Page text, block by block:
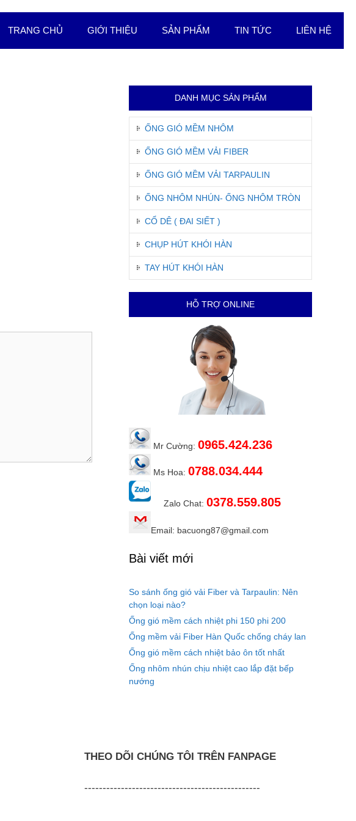
TRANG CHỦ GIỚI THIỆU SẢN PHẨM TIN TỨC LIÊN HỆ
DANH MỤC SẢN PHẨM
ỐNG GIÓ MỀM NHÔM
ỐNG GIÓ MỀM VẢI FIBER
ỐNG GIÓ MỀM VẢI TARPAULIN
ỐNG NHÔM NHÚN- ỐNG NHÔM TRÒN
CỔ DÊ ( ĐAI SIẾT )
CHỤP HÚT KHÓI HÀN
TAY HÚT KHÓI HÀN
HỖ TRỢ ONLINE
Mr Cường: 0965.424.236
Ms Hoa: 0788.034.444
Zalo Chat: 0378.559.805
Email: bacuong87@gmail.com
Bài viết mới
So sánh ống gió vải Fiber và Tarpaulin: Nên
chọn loại nào?
Ống gió mềm cách nhiệt phi 150 phi 200
Ống mềm vải Fiber Hàn Quốc chống cháy lan
Ống gió mềm cách nhiệt bảo ôn tốt nhất
Ống nhôm nhún chịu nhiệt cao lắp đặt bếp
nướng
THEO DÕI CHÚNG TÔI TRÊN FANPAGE
------------------------------------------------